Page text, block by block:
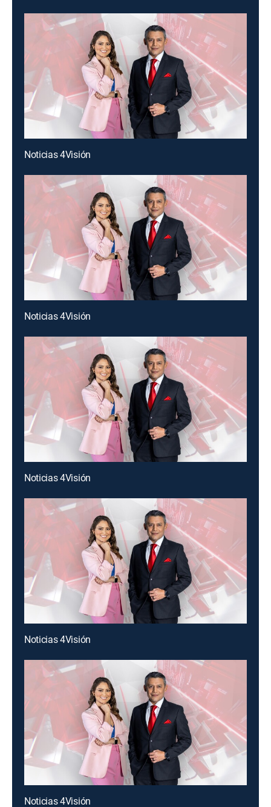
Noticias 4Visión
Noticias 4Visión
Noticias 4Visión
Noticias 4Visión
Noticias 4Visión